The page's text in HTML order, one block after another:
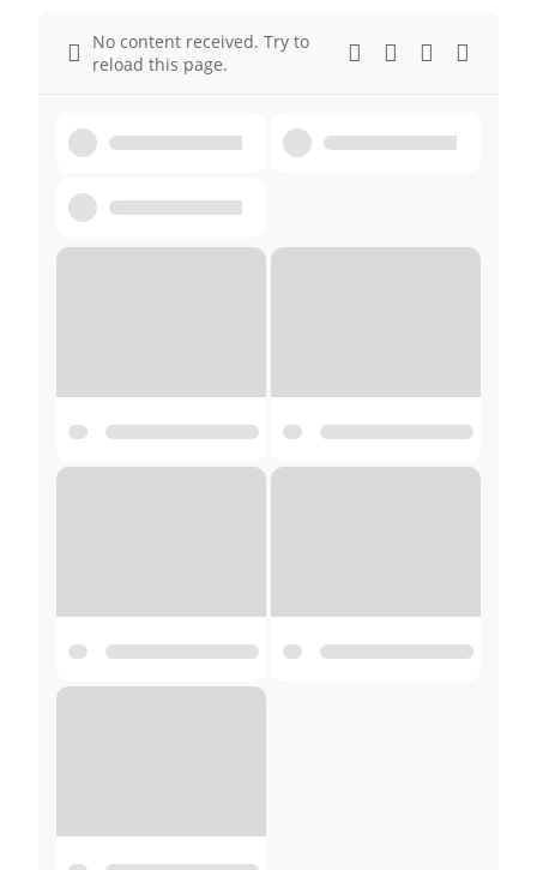
No content received. Try to
reload this page.